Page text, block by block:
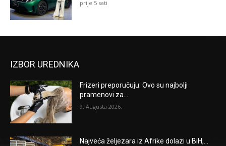
prije 5 sati
IZBOR UREDNIKA
Frizeri preporučuju: Ovo su najbolji
pramenovi za...
9. Augusta 2026.
Najveća željezara iz Afrike dolazi u BiH,...